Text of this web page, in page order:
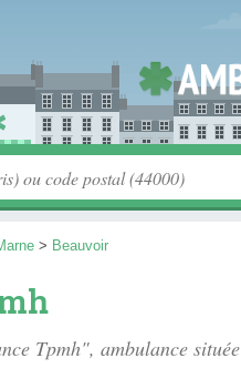
> Beauvoir
Tpmh", ambulance située